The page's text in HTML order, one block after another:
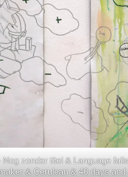
zonder titel & Language
& Cerulean & 40 days and